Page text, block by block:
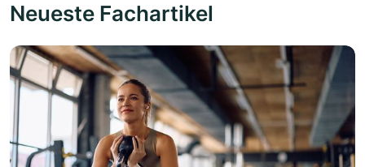
Neueste Fachartikel